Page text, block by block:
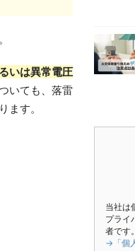
いは異常電圧
いても、落雷
ます。
当社は
プライ
者です。
→「個